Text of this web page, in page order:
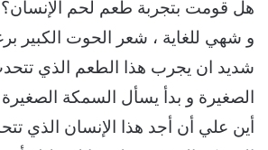
هل قومت بتجربة طعم لحم الإنسان؟
و شهي للغاية ، شعر الحوت الكبير
شديد ان يجرب هذا الطعم الذي
الصغيرة و بدأ يسأل السمكة الصغيرة
أين علي أن أجد هذا الإنسان الذي